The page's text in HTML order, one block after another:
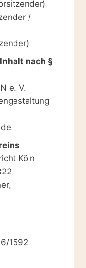
/
nach §
e. V.
Köln
1592